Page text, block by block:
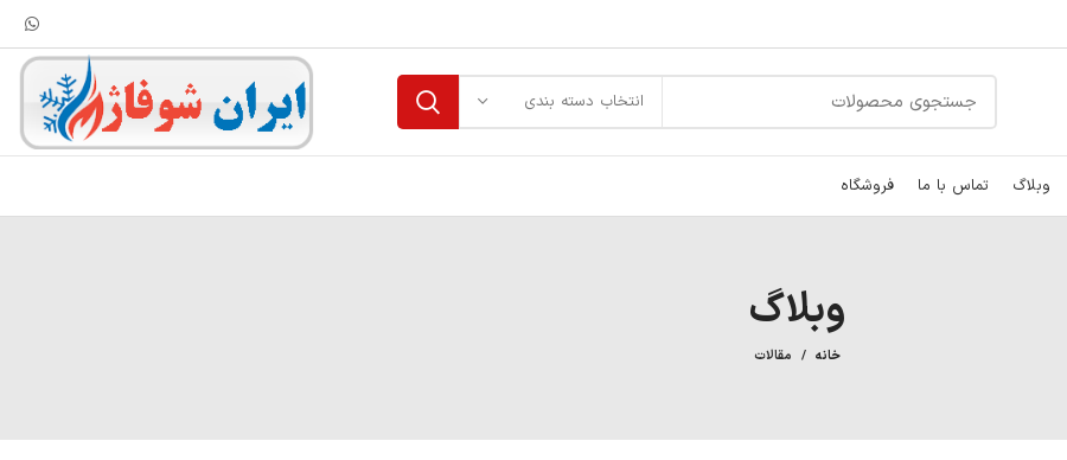
انتخاب دسته بندی
وبلاگ تماس با ما فروشگاه
وبلاگ
خانه مقالات